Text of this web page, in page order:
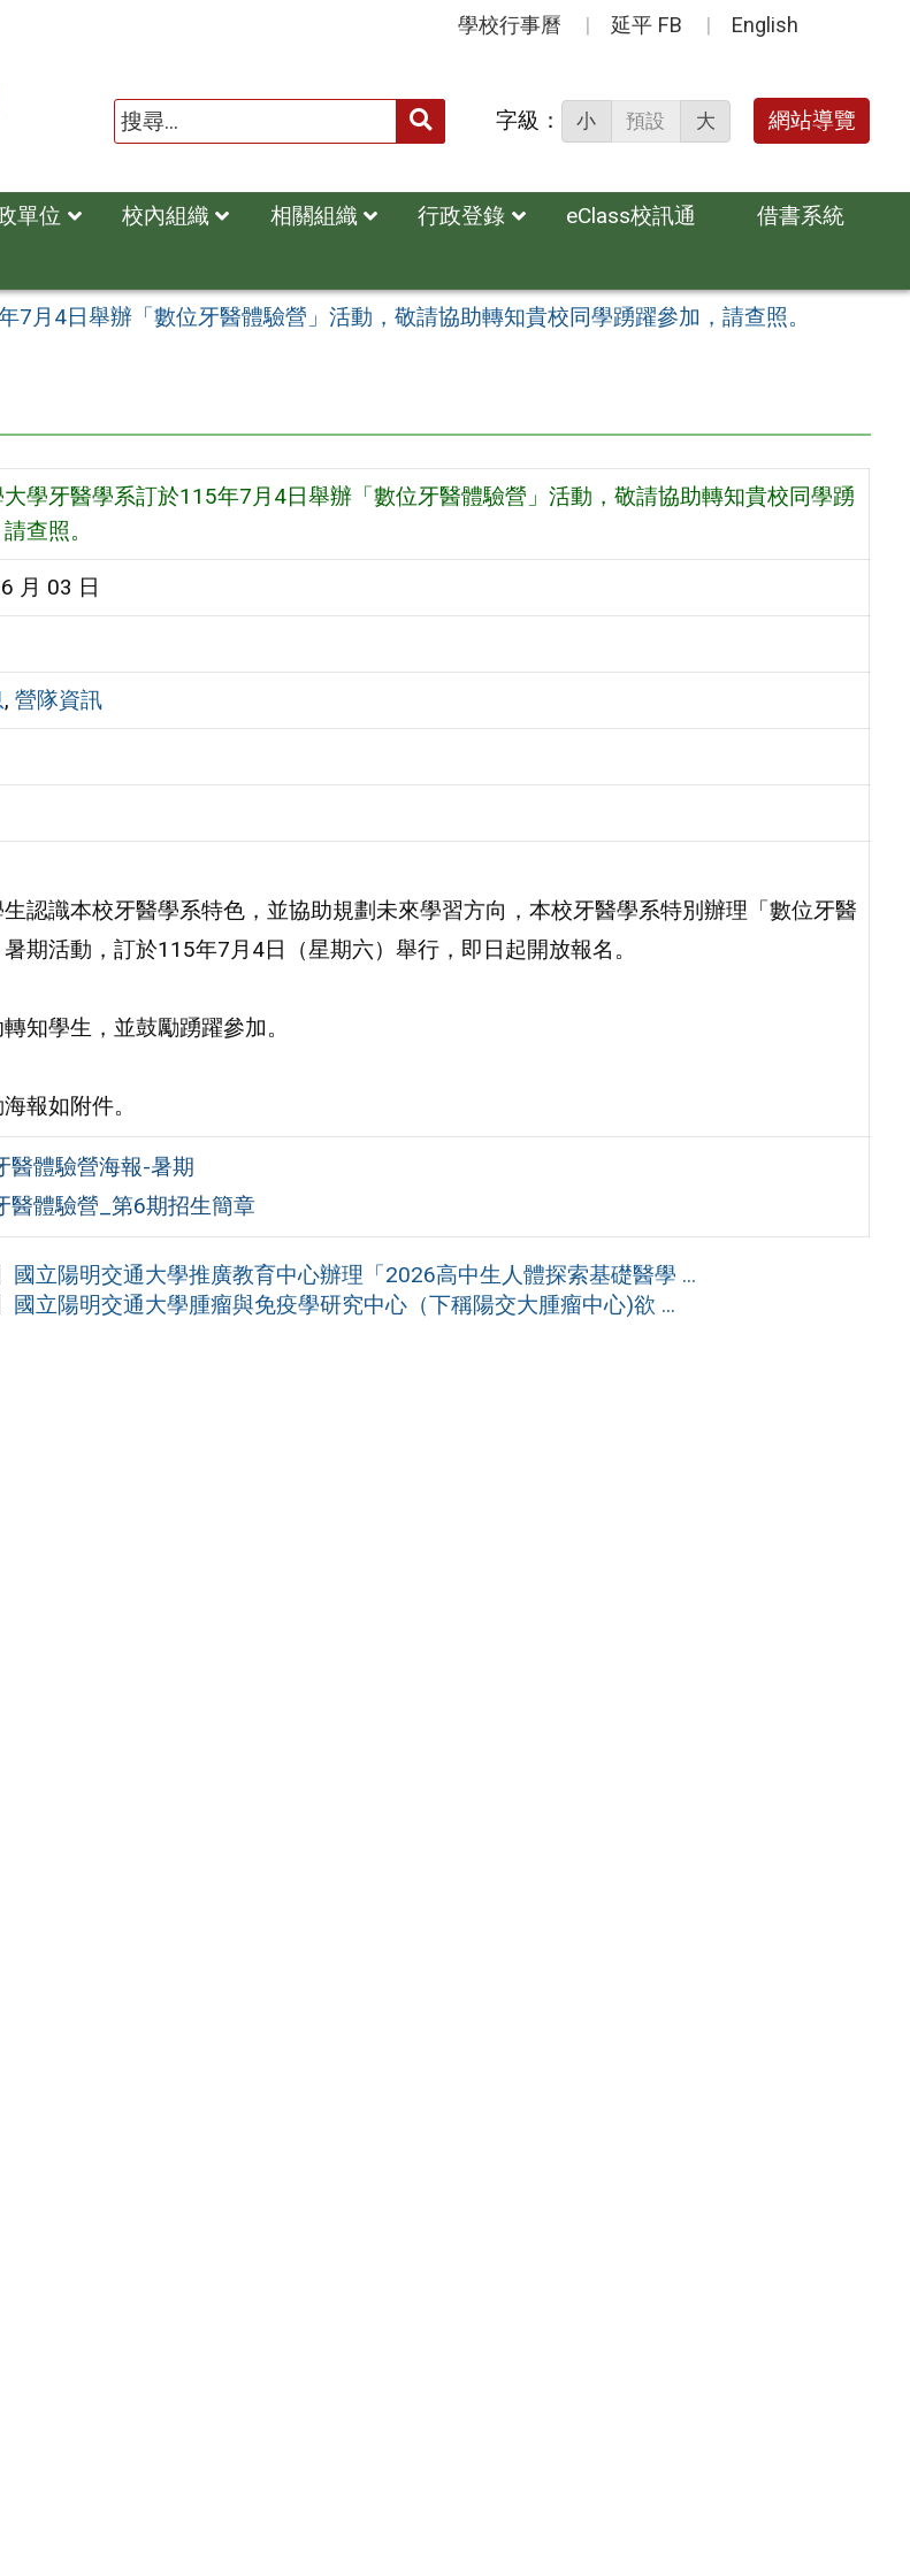
學校行事曆 延平 FB English
送出 字級： 小 預設 大 網站導覽
單位 校內組織 相關組織 行政登錄 eClass校訊通
借書系統
7月4日舉辦「數位牙醫體驗營」活動，敬請協助轉知貴校同學踴躍參加，請查照。
學牙醫學系訂於115年7月4日舉辦「數位牙醫體驗營」活動，敬請協助轉知貴校同學踴
查照。
月 03 日
, 營隊資訊
認識本校牙醫學系特色，並協助規劃未來學習方向，本校牙醫學系特別辦理「數位牙醫
期活動，訂於115年7月4日（星期六）舉行，即日起開放報名。
知學生，並鼓勵踴躍參加。
報如附件。
醫體驗營海報-暑期
醫體驗營_第6期招生簡章
國立陽明交通大學推廣教育中心辦理「2026高中生人體探索基礎醫學 ...
國立陽明交通大學腫瘤與免疫學研究中心（下稱陽交大腫瘤中心)欲 ...